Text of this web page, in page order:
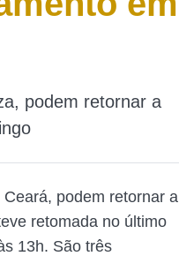
podem retornar a
podem retornar a
retomada no último
13h. São três